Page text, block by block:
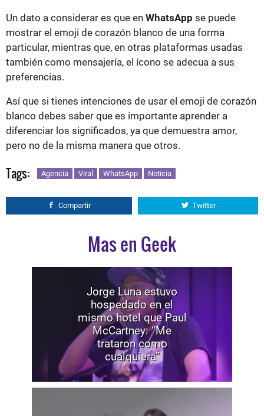
Un dato a considerar es que en WhatsApp se puede
mostrar el emoji de corazón blanco de una forma
particular, mientras que, en otras plataformas usadas
también como mensajería, el ícono se adecua a sus
preferencias.
Así que si tienes intenciones de usar el emoji de corazón
blanco debes saber que es importante aprender a
diferenciar los significados, ya que demuestra amor,
pero no de la misma manera que otros.
Tags: Agencia Viral WhatsApp Noticia
Compartir Twitter
Mas en Geek
Jorge Luna estuvo
hospedado en el
mismo hotel que Paul
McCartney: “Me
trataron como
cualquiera”